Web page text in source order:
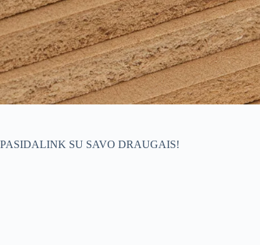
PASIDALINK SU SAVO DRAUGAIS!